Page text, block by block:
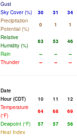
Gust
Sky Cover (%)
30 31 34
Precipitation
Potential (%)
0 1 1
Relative
Humidity (%)
63 53 46
Rain
-- -- --
Thunder
-- -- --
Date
Hour (CDT)
10 11 12
Temperature
(°F)
64 68 69
Dewpoint (°F)
57 57 56
Heat Index